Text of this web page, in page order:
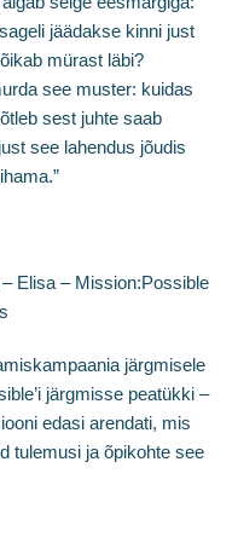
jäädakse kinni just
mürast läbi?
see muster: kuidas
sest juhte saab
see lahendus jõudis
Elisa – Mission:Possible
järgmisele
järgmisse peatükki –
edasi arendati, mis
tulemusi ja õpikohte see